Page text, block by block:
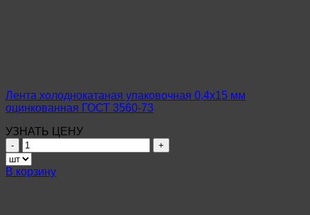
Лента холоднокатаная упаковочная 0,4х15 мм
оцинкованная ГОСТ 3560-73
УЗНАТЬ ЦЕНУ
Количество
товара
Лента
холоднокатаная
В корзину